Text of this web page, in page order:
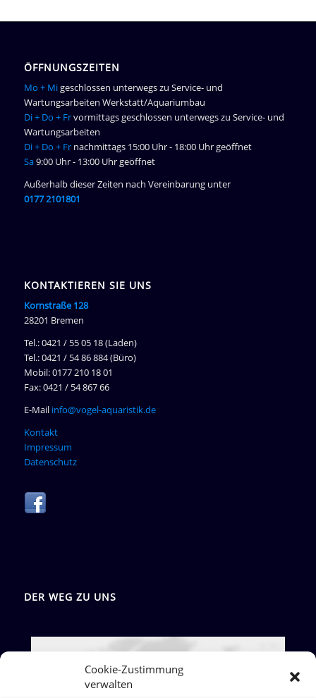
Cookie-Zustimmung
verwalten
ÖFFNUNGSZEITEN
Mo + Migeschlossen unterwegs zu Service- und
Wartungsarbeiten Werkstatt/Aquariumbau
Di + Do + Frvormittags geschlossen unterwegs zu Service- und
Wartungsarbeiten
Di + Do + Frnachmittags 15:00 Uhr - 18:00 Uhr geöffnet
Sa9:00 Uhr - 13:00 Uhr geöffnet
Außerhalb dieser Zeiten nach Vereinbarung unter
0177 2101801
KONTAKTIEREN SIE UNS
Kornstraße 128
28201 Bremen
Tel.: 0421 / 55 05 18 (Laden)
Tel.: 0421 / 54 86 884 (Büro)
Mobil: 0177 210 18 01
Fax: 0421 / 54 867 66
E-Mail info@vogel-aquaristik.de
Kontakt
Impressum
Datenschutz
DER WEG ZU UNS
Google Maps: akzeptieren